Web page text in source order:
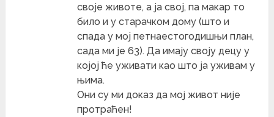
своје животе, а ја свој, па макар то
било и у старачком дому (што и
спада у мој петнаестогодишњи план,
сада ми је 63). Да имају своју децу у
којој ће уживати као што ја уживам у
њима.
Они су ми доказ да мој живот није
протраћен!